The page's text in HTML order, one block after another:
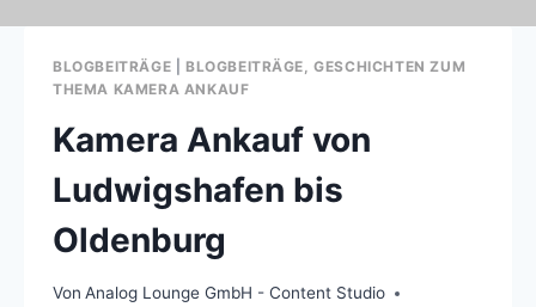
BLOGBEITRÄGE
BLOGBEITRÄGE, GESCHICHTEN ZUM
THEMA KAMERA ANKAUF
Kamera Ankauf von
Ludwigshafen bis
Oldenburg
Von Analog Lounge GmbH - Content Studio